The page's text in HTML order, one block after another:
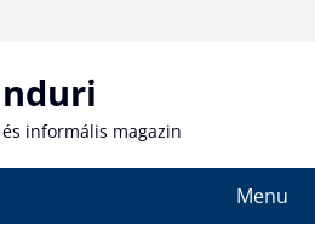
informális magazin
Menu